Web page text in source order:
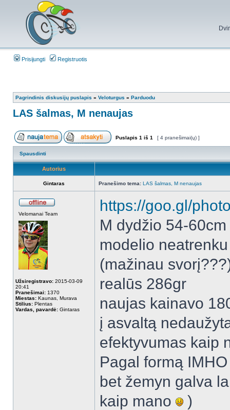
Prisijungti Registruotis
Pagrindinis diskusijų puslapis » Veloturgus » Parduodu
LAS šalmas, M nenaujas
Puslapis 1 iš 1 [ 4 pranešimai(ų) ]
Spausdinti
Autorius
Gintaras Pranešimo tema: LAS šalmas, M nenaujas
Velomanai Team
Užsiregistravo: 2015-03-09
20:41
Pranešimai: 1370
Miestas: Kaunas, Murava
Stilius: Plentas
Vardas, pavardė: Gintaras
https://goo.gl/
M dydžio 54-
modelio
(mažinau
realūs 286gr
naujas kainavo
į asvaltą
efektyvumas kaip
Pagal formą
bet žemyn galva
kaip mano
)